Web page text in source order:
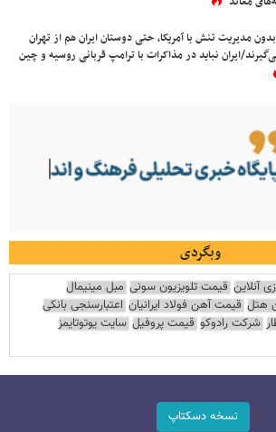
مدیریت تنش با آمریکا، حتی دوستان ایران هم از تهران
ایران نباید در مذاکرات با ترامپ قربانی روسیه و چین
وبگردی
آنلاین قیمت تلویزیون سونی مبل مینیمال
هتل قیمت آهن فولاد ایرانیان اعتبارسنجی بانکی
شرکت رادوکو قیمت پروفیل سایت یوتوتایمز
نسخه دسکتاپ